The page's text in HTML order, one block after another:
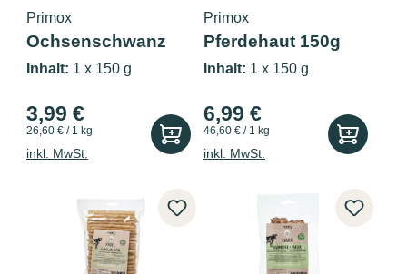
Primox
Ochsenschwanz
150g
Inhalt: 1 x 150 g
3,99 €
26,60 € / 1 kg
inkl. MwSt.
Primox
Pferdehaut 150g
Inhalt: 1 x 150 g
6,99 €
46,60 € / 1 kg
inkl. MwSt.